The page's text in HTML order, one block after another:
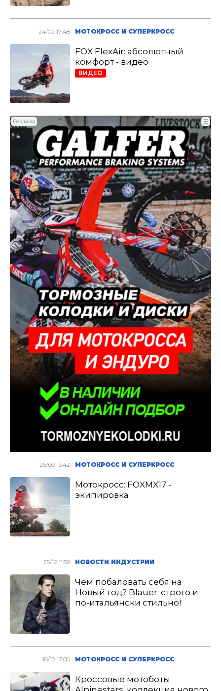
24/02 17:48 МОТОКРОСС И СУПЕРКРОСС
FOX FlexAir: абсолютный
комфорт - видео
ВИДЕО
Реклама ☰
26/09 13:42 МОТОКРОСС И СУПЕРКРОСС
Мотокросс: FOXMX17 -
экипировка
25/12 11:59 НОВОСТИ ИНДУСТРИИ
Чем побаловать себя на
Новый год? Blauer: строго и
по-итальянски стильно!
18/12 17:00 МОТОКРОСС И СУПЕРКРОСС
Кроссовые мотоботы